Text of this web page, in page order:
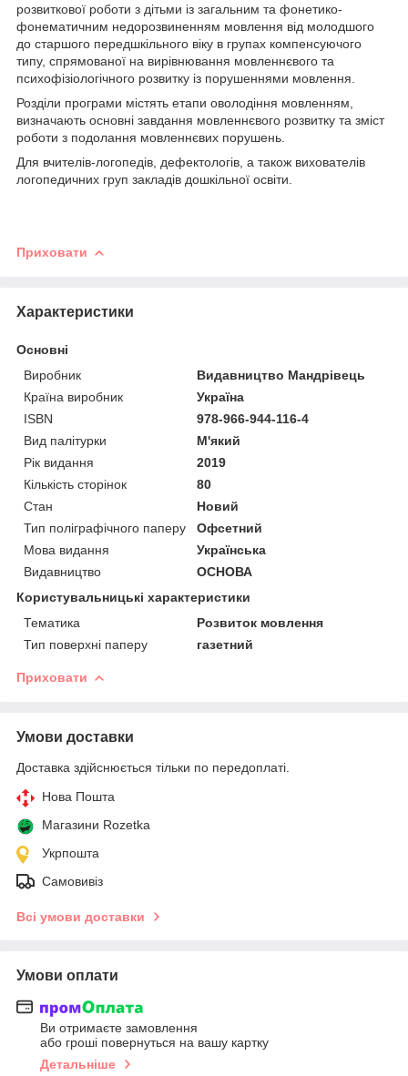
розвиткової роботи з дітьми із загальним та фонетико-
фонематичним недорозвиненням мовлення від молодшого
до старшого передшкільного віку в групах компенсуючого
типу, спрямованої на вирівнювання мовленнєвого та
психофізіологічного розвитку із порушеннями мовлення.
Розділи програми містять етапи оволодіння мовленням,
визначають основні завдання мовленнєвого розвитку та зміст
роботи з подолання мовленнєвих порушень.
Для вчителів-логопедів, дефектологів, а також вихователів
логопедичних груп закладів дошкільної освіти.
Приховати
Характеристики
Основні
Виробник
Видавництво Мандрівець
Країна виробник
Україна
ISBN
978-966-944-116-4
Вид палітурки
М'який
Рік видання
2019
Кількість сторінок
80
Стан
Новий
Тип поліграфічного паперу
Офсетний
Мова видання
Українська
Видавництво
ОСНОВА
Користувальницькі характеристики
Тематика
Розвиток мовлення
Тип поверхні паперу
газетний
Приховати
Умови доставки
Доставка здійснюється тільки по передоплаті.
Нова Пошта
Магазини Rozetka
Укрпошта
Самовивіз
Всі умови доставки
Умови оплати
Ви отримаєте замовлення
або гроші повернуться на вашу картку
Детальніше